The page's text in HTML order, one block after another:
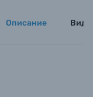
Описание